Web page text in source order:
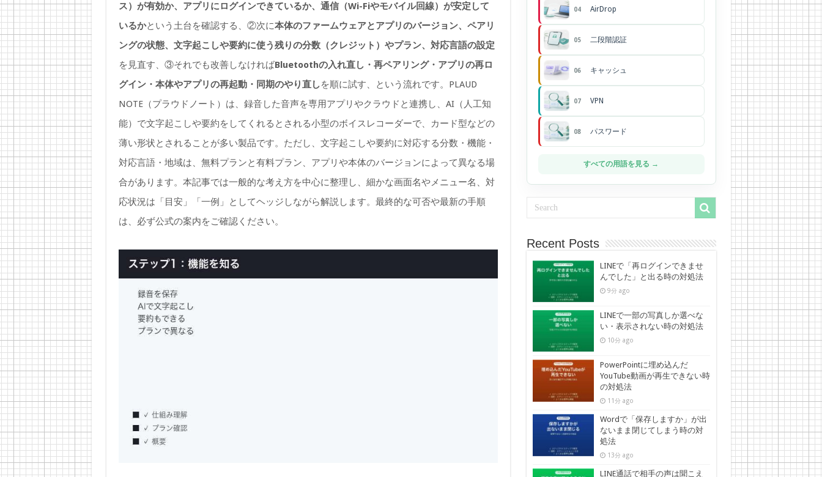
ス）が有効か、アプリにログインできているか、通信（Wi-Fiやモバイル回線）が安定して
いるかという土台を確認する、②次に本体のファームウェアとアプリのバージョン、ペアリ
ングの状態、文字起こしや要約に使う残りの分数（クレジット）やプラン、対応言語の設定
を見直す、③それでも改善しなければBluetoothの入れ直し・再ペアリング・アプリの再ロ
グイン・本体やアプリの再起動・同期のやり直しを順に試す、という流れです。PLAUD
NOTE（プラウドノート）は、録音した音声を専用アプリやクラウドと連携し、AI（人工知
能）で文字起こしや要約をしてくれるとされる小型のボイスレコーダーで、カード型などの
薄い形状とされることが多い製品です。ただし、文字起こしや要約に対応する分数・機能・
対応言語・地域は、無料プランと有料プラン、アプリや本体のバージョンによって異なる場
合があります。本記事では一般的な考え方を中心に整理し、細かな画面名やメニュー名、対
応状況は「目安」「一例」としてヘッジしながら解説します。最終的な可否や最新の手順
は、必ず公式の案内をご確認ください。
04 AirDrop
05 二段階認証
06 キャッシュ
07 VPN
08 パスワード
すべての用語を見る →
Recent Posts
LINEで「再ログインできませ
んでした」と出る時の対処法
9分 ago
LINEで一部の写真しか選べな
い・表示されない時の対処法
10分 ago
PowerPointに埋め込んだ
YouTube動画が再生できない時
の対処法
11分 ago
Wordで「保存しますか」が出
ないまま閉じてしまう時の対
処法
13分 ago
LINE通話で相手の声は聞こえ